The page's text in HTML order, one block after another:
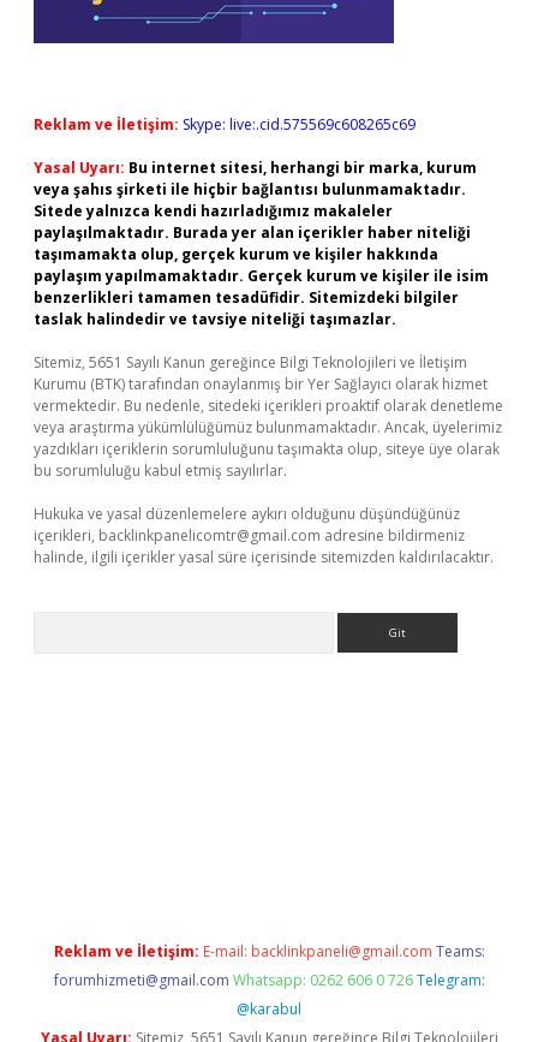
Reklam ve İletişim: Skype: live:.cid.575569c608265c69
Yasal Uyarı: Bu internet sitesi, herhangi bir marka, kurum
veya şahıs şirketi ile hiçbir bağlantısı bulunmamaktadır.
Sitede yalnızca kendi hazırladığımız makaleler
paylaşılmaktadır. Burada yer alan içerikler haber niteliği
taşımamakta olup, gerçek kurum ve kişiler hakkında
paylaşım yapılmamaktadır. Gerçek kurum ve kişiler ile isim
benzerlikleri tamamen tesadüfidir. Sitemizdeki bilgiler
taslak halindedir ve tavsiye niteliği taşımazlar.
Sitemiz, 5651 Sayılı Kanun gereğince Bilgi Teknolojileri ve İletişim
Kurumu (BTK) tarafından onaylanmış bir Yer Sağlayıcı olarak hizmet
vermektedir. Bu nedenle, sitedeki içerikleri proaktif olarak denetleme
veya araştırma yükümlülüğümüz bulunmamaktadır. Ancak, üyelerimiz
yazdıkları içeriklerin sorumluluğunu taşımakta olup, siteye üye olarak
bu sorumluluğu kabul etmiş sayılırlar.
Hukuka ve yasal düzenlemelere aykırı olduğunu düşündüğünüz
içerikleri, backlinkpanelicomtr@gmail.com adresine bildirmeniz
halinde, ilgili içerikler yasal süre içerisinde sitemizden kaldırılacaktır.
Reklam ve İletişim: E-mail: backlinkpaneli@gmail.com Teams:
forumhizmeti@gmail.com Whatsapp: 0262 606 0 726 Telegram:
@karabul
Yasal Uyarı: Sitemiz, 5651 Sayılı Kanun gereğince Bilgi Teknolojileri